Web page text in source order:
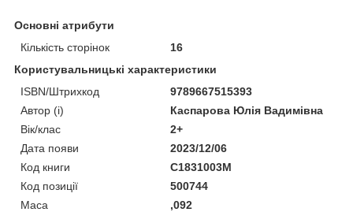
Основні атрибути
Кількість сторінок
16
Користувальницькі характеристики
ISBN/Штрихкод
9789667515393
Автор (і)
Каспарова Юлія Вадимівна
Вік/клас
2+
Дата появи
2023/12/06
Код книги
С1831003М
Код позиції
500744
Маса
,092